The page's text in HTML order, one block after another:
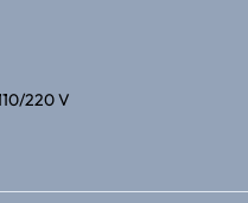
220 V